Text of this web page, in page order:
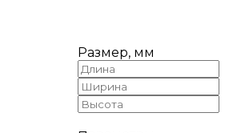
Размер, мм